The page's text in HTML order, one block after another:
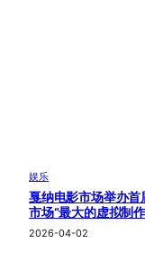
娱乐
戛纳电影市场举办
市场“最大的虚拟制
2026-04-02